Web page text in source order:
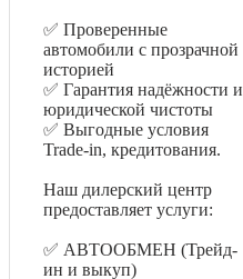
✅ Проверенные
автомобили с прозрачной
историей
✅ Гарантия надёжности и
юридической чистоты
✅ Выгодные условия
Trade-in, кредитования.
Наш дилерский центр
предоставляет услуги:
✅ АВТООБМЕН (Трейд-
ин и выкуп)